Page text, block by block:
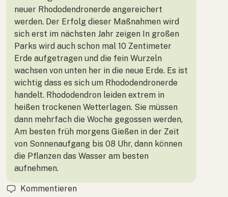
neuer Rhododendronerde angereichert
werden. Der Erfolg dieser Maßnahmen wird
sich erst im nächsten Jahr zeigen In großen
Parks wird auch schon mal 10 Zentimeter
Erde aufgetragen und die fein Wurzeln
wachsen von unten her in die neue Erde. Es ist
wichtig dass es sich um Rhododendronerde
handelt. Rhododendron leiden extrem in
heißen trockenen Wetterlagen. Sie müssen
dann mehrfach die Woche gegossen werden,
Am besten früh morgens Gießen in der Zeit
von Sonnenaufgang bis 08 Uhr, dann können
die Pflanzen das Wasser am besten
aufnehmen.
Kommentieren